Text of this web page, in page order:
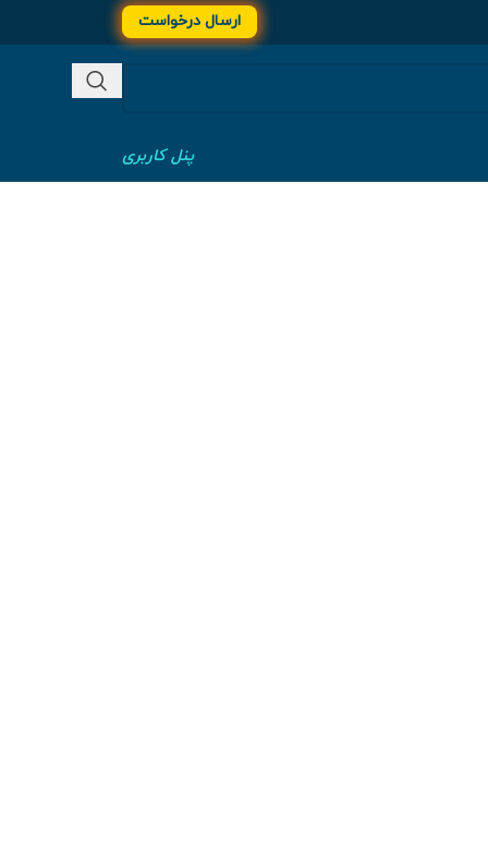
ارسال درخواست
پنل کاربری